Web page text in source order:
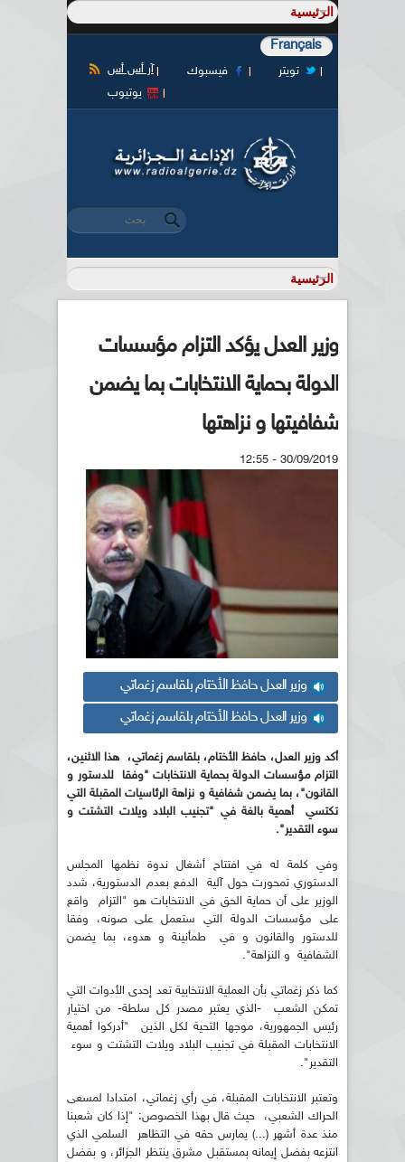
Français
آر أس أس فيسبوك
تويتر
يوتيوب
استمارة البحث
‏بحث ‏
وزير العدل يؤكد التزام مؤسسات
الدولة بحماية الانتخابات بما يضمن
شفافيتها و نزاهتها
30/09/2019 - 12:55
وزير العدل حافظ الأختام بلقاسم زغماتي
وزير العدل حافظ الأختام بلقاسم زغماتي
أكد وزير العدل، حافظ الأختام، بلقاسم زغماتي، هذا الاثنين،
التزام مؤسسات الدولة بحماية الانتخابات "وفقا للدستور و
القانون"، بما يضمن شفافية و نزاهة الرئاسيات المقبلة التي
تكتسي أهمية بالغة في "تجنيب البلاد ويلات التشتت و
سوء التقدير".
وفي كلمة له في افتتاح أشغال ندوة نظمها المجلس
الدستوري تمحورت حول آلية الدفع بعدم الدستورية، شدد
الوزير على أن حماية الحق في الانتخابات هو "التزام واقع
على مؤسسات الدولة التي ستعمل على صونه، وفقا
للدستور والقانون و في طمأنينة و هدوء، بما يضمن
الشفافية و النزاهة".
كما ذكر زغماتي بأن العملية الانتخابية تعد إحدى الأدوات التي
تمكن الشعب -الذي يعتبر مصدر كل سلطة- من اختيار
رئيس الجمهورية، موجها التحية لكل الذين "أدركوا أهمية
الانتخابات المقبلة في تجنيب البلاد ويلات التشتت و سوء
التقدير".
وتعتبر الانتخابات المقبلة، في رأي زغماتي، امتدادا لمسعى
الحراك الشعبي، حيث قال بهذا الخصوص: "إذا كان شعبنا
منذ عدة أشهر (...) يمارس حقه في التظاهر السلمي الذي
انتزعه بفضل إيمانه بمستقبل مشرق ينتظر الجزائر، و بفضل